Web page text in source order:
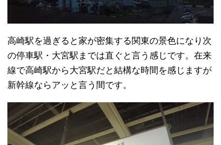
高崎駅を過ぎると家が密集する関東の景色になり次
の停車駅・大宮駅までは直ぐと言う感じです。在来
線で高崎駅から大宮駅だと結構な時間を感じますが
新幹線ならアッと言う間です。